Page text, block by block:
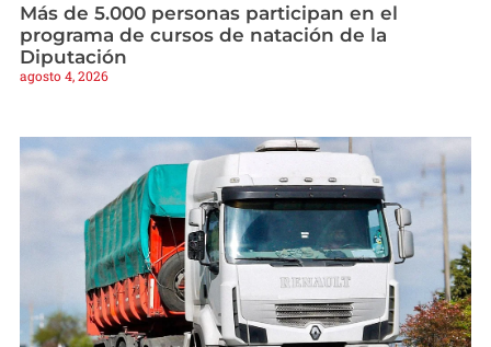
Más de 5.000 personas participan en el
programa de cursos de natación de la
Diputación
agosto 4, 2026